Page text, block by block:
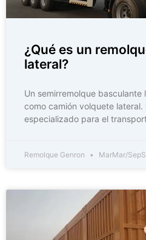
¿Qué es un
lateral?
Un semirremolque
como camión volquete lateral.
especializado para el
Remolque Genron MarMar/